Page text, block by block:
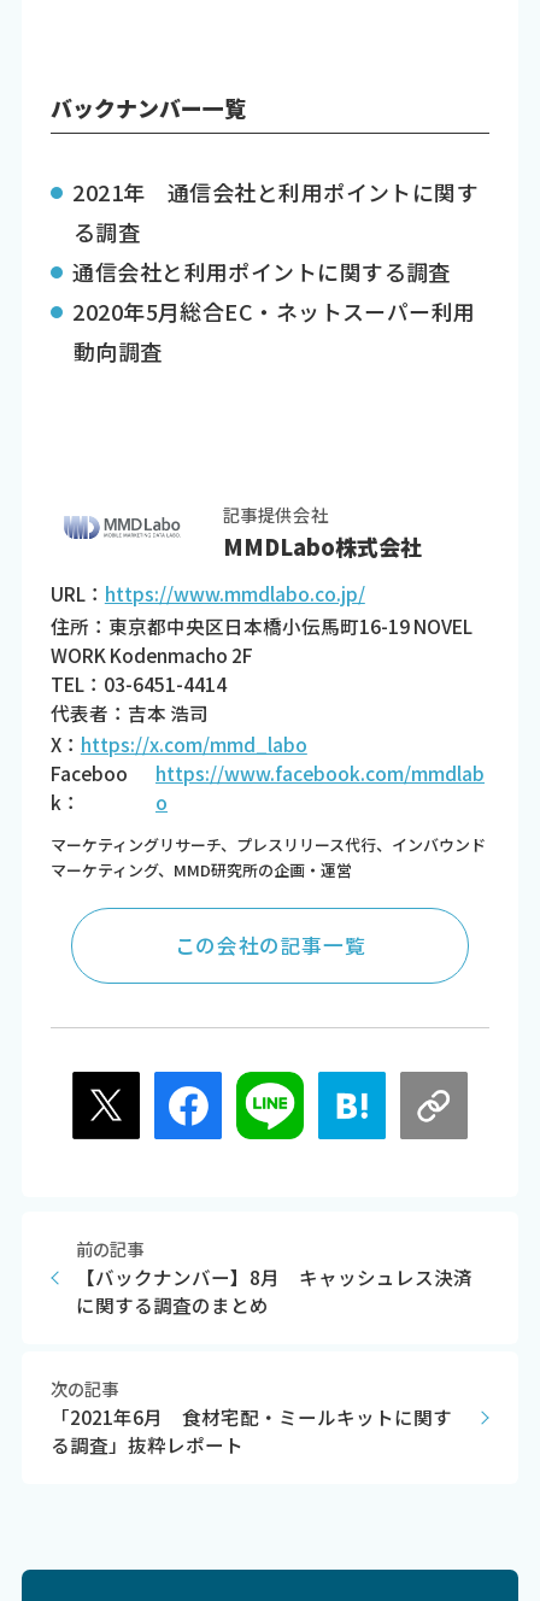
バックナンバー一覧
2021年 通信会社と利用ポイントに関す
る調査
通信会社と利用ポイントに関する調査
2020年5月総合EC・ネットスーパー利用
動向調査
記事提供会社
MMDLabo株式会社
URL： https://www.mmdlabo.co.jp/
住所：東京都中央区日本橋小伝馬町16-19 NOVEL
WORK Kodenmacho 2F
TEL：03-6451-4414
代表者：吉本 浩司
X： https://x.com/mmd_labo
Faceboo
k：
https://www.facebook.com/mmdlab
o
マーケティングリサーチ、プレスリリース代行、インバウンド
マーケティング、MMD研究所の企画・運営
この会社の記事一覧
前の記事
【バックナンバー】8月 キャッシュレス決済
に関する調査のまとめ
次の記事
「2021年6月 食材宅配・ミールキットに関す
る調査」抜粋レポート